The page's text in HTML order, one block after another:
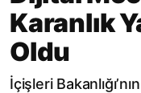
Karanlık
Oldu
İçişleri